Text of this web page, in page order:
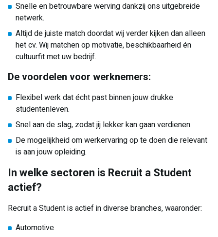
Snelle en betrouwbare werving dankzij ons uitgebreide
netwerk.
Altijd de juiste match doordat wij verder kijken dan alleen
het cv. Wij matchen op motivatie, beschikbaarheid én
cultuurfit met uw bedrijf.
De voordelen voor werknemers:
Flexibel werk dat écht past binnen jouw drukke
studentenleven.
Snel aan de slag, zodat jij lekker kan gaan verdienen.
De mogelijkheid om werkervaring op te doen die relevant
is aan jouw opleiding.
In welke sectoren is Recruit a Student
actief?
Recruit a Student is actief in diverse branches, waaronder:
Automotive